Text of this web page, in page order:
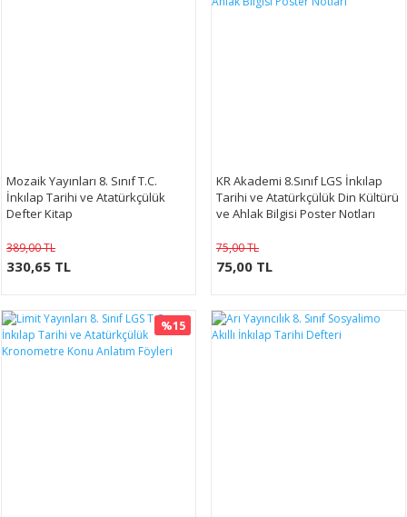
Mozaik Yayınları 8. Sınıf T.C.
İnkılap Tarihi ve Atatürkçülük
Defter Kitap
389,00 TL
330,65 TL
KR Akademi 8.Sınıf LGS İnkılap
Tarihi ve Atatürkçülük Din Kültürü
ve Ahlak Bilgisi Poster Notları
75,00 TL
75,00 TL
%15